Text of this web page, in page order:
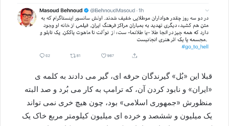
قبلا این «بُل» گیرندگان حرفه ای، گیر می دادند به کلمه ی
«ایران» و نابود کردن آن، که ترامپ به کار می بُرد و صد البته
منظورش «جمهوری اسلامی» بود، چون هیچ خری نمی تواند
یک میلیون و ششصد و خرده ای میلیون کیلومتر مربع خاک یک